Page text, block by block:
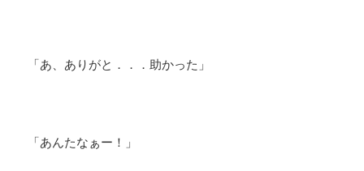
「あ、ありがと．．．助かった」
「あんたなぁー！」